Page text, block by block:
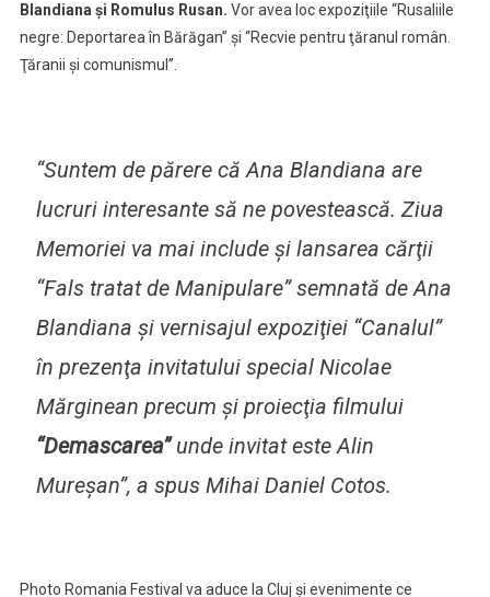
Blandiana şi Romulus Rusan. Vor avea loc expoziţiile “Rusaliile
negre: Deportarea în Bărăgan” şi “Recvie pentru ţăranul român.
Ţăranii şi comunismul”.
“Suntem de părere că Ana Blandiana are
lucruri interesante să ne povestească. Ziua
Memoriei va mai include şi lansarea cărţii
“Fals tratat de Manipulare” semnată de Ana
Blandiana şi vernisajul expoziţiei “Canalul”
în prezenţa invitatului special Nicolae
Mărginean precum şi proiecţia filmului
“Demascarea”unde invitat este Alin
Mureşan”, a spus Mihai Daniel Cotos.
Photo Romania Festival va aduce la Cluj şi evenimente ce